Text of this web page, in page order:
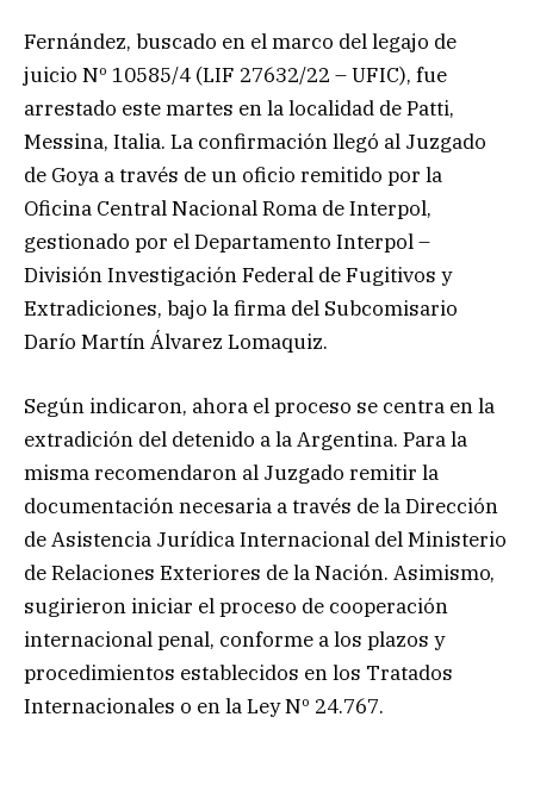
Fernández, buscado en el marco del legajo de
juicio Nº 10585/4 (LIF 27632/22 – UFIC), fue
arrestado este martes en la localidad de Patti,
Messina, Italia. La confirmación llegó al Juzgado
de Goya a través de un oficio remitido por la
Oficina Central Nacional Roma de Interpol,
gestionado por el Departamento Interpol –
División Investigación Federal de Fugitivos y
Extradiciones, bajo la firma del Subcomisario
Darío Martín Álvarez Lomaquiz.
Según indicaron, ahora el proceso se centra en la
extradición del detenido a la Argentina. Para la
misma recomendaron al Juzgado remitir la
documentación necesaria a través de la Dirección
de Asistencia Jurídica Internacional del Ministerio
de Relaciones Exteriores de la Nación. Asimismo,
sugirieron iniciar el proceso de cooperación
internacional penal, conforme a los plazos y
procedimientos establecidos en los Tratados
Internacionales o en la Ley Nº 24.767.